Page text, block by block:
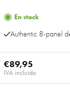
En stock
Authentic 8-panel
€89,95
IVA incluido